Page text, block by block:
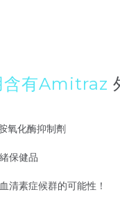
含有Amitraz
氧化酶抑制劑
保健品
清素症候群的可能性！